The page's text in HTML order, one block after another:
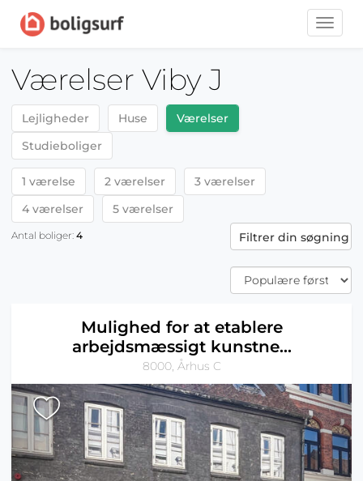
Toggle
Værelser Viby J
Lejligheder Huse
Værelser
Studieboliger
1 værelse 2 værelser
3 værelser
4 værelser
5 værelser
Antal boliger: 4 Filtrer din søgning
Mulighed for at etablere
arbejdsmæssigt kunstne...
8000, Århus C